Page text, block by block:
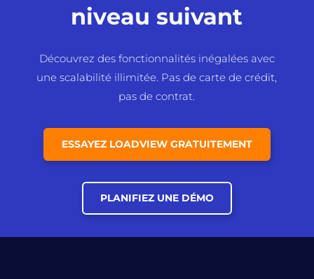
niveau suivant
Découvrez des fonctionnalités inégalées avec
une scalabilité illimitée. Pas de carte de crédit,
pas de contrat.
ESSAYEZ LOADVIEW GRATUITEMENT
PLANIFIEZ UNE DÉMO